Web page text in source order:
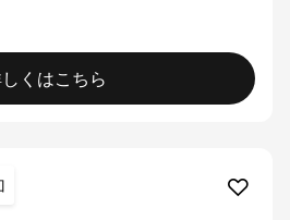
くはこちら